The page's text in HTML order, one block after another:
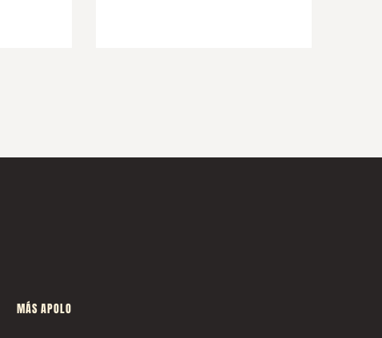
MÁS APOLO